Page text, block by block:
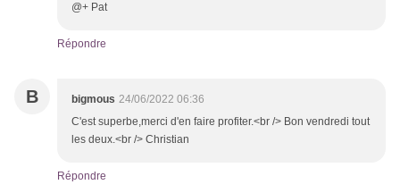
@+ Pat
Répondre
B bigmous 24/06/2022 06:36
C'est superbe,merci d'en faire profiter.<br /> Bon vendredi tout
les deux.<br /> Christian
Répondre